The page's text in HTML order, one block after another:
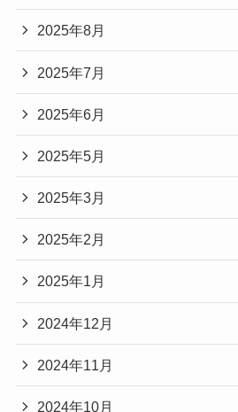
2025年8月
2025年7月
2025年6月
2025年5月
2025年3月
2025年2月
2025年1月
2024年12月
2024年11月
2024年10月